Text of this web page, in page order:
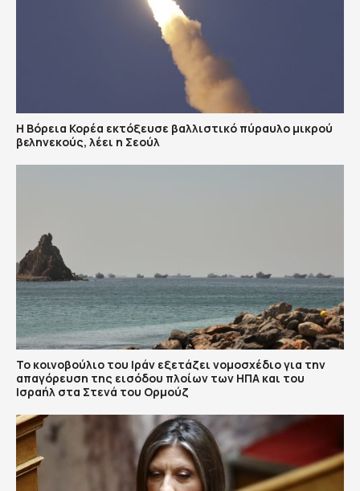
Η Βόρεια Κορέα εκτόξευσε βαλλιστικό πύραυλο μικρού
βεληνεκούς, λέει η Σεούλ
To κοινοβούλιο του Ιράν εξετάζει νομοσχέδιο για την
απαγόρευση της εισόδου πλοίων των ΗΠΑ και του
Ισραήλ στα Στενά του Ορμούζ